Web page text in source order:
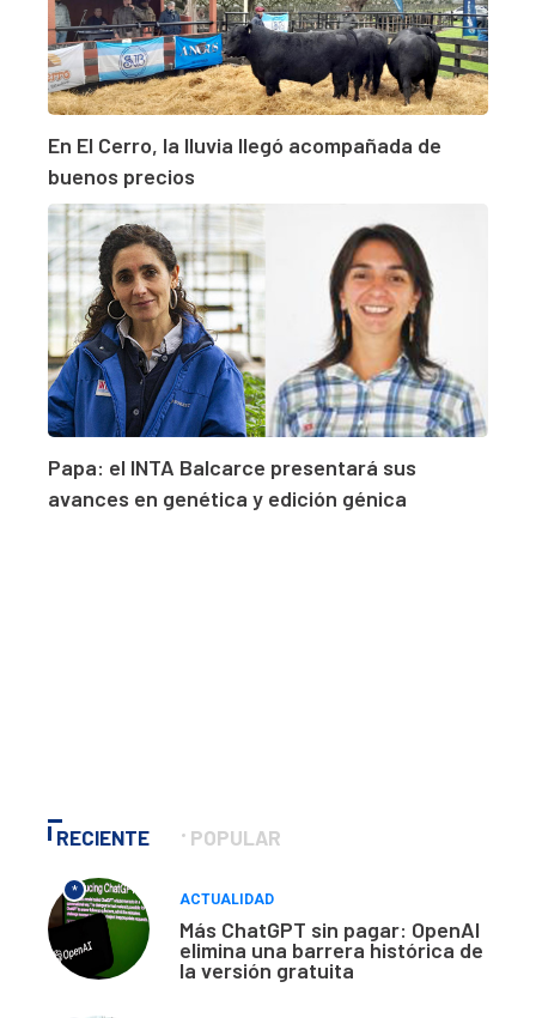
En El Cerro, la lluvia llegó acompañada de
buenos precios
Papa: el INTA Balcarce presentará sus
avances en genética y edición génica
RECIENTE POPULAR
*
ACTUALIDAD
Más ChatGPT sin pagar: OpenAI
elimina una barrera histórica de
la versión gratuita